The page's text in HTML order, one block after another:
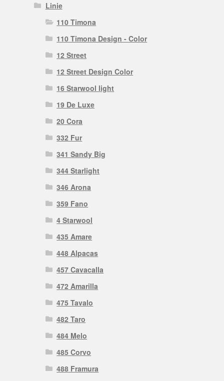
Linie
110 Timona
110 Timona Design - Color
12 Street
12 Street Design Color
16 Starwool light
19 De Luxe
20 Cora
332 Fur
341 Sandy Big
344 Starlight
346 Arona
359 Fano
4 Starwool
435 Amare
448 Alpacas
457 Cavacalla
472 Amarilla
475 Tavalo
482 Taro
484 Melo
485 Corvo
488 Framura